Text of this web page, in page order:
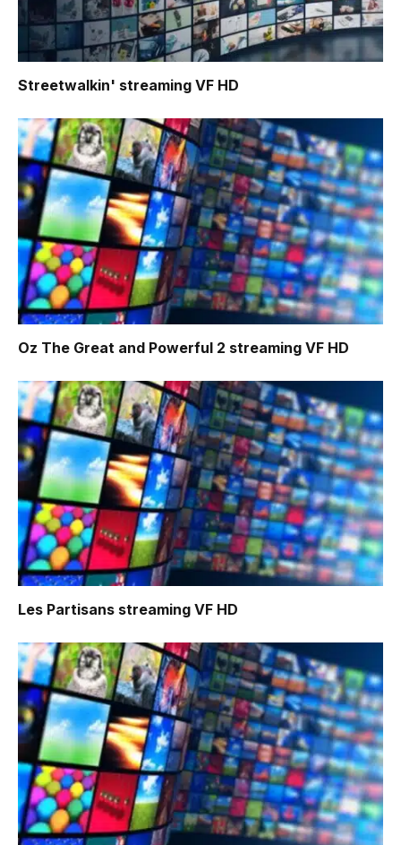
Streetwalkin' streaming VF HD
Oz The Great and Powerful 2 streaming VF HD
Les Partisans streaming VF HD